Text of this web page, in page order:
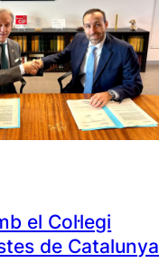
el Col·legi
de Catalunya